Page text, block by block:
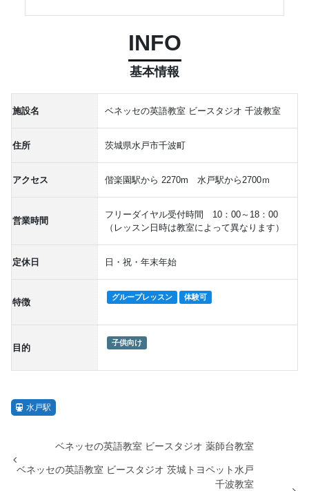
INFO
基本情報
施設名 ベネッセの英語教室 ビースタジオ 千波教室
住所 茨城県水戸市千波町
アクセス 偕楽園駅から 2270m 水戸駅から2700ｍ
営業時間
フリーダイヤル受付時間 10：00～18：00
（レッスン日時は教室によって異なります）
定休日 日・祝・年末年始
特徴 グループレッスン 体験可
目的 子供向け
水戸駅
ベネッセの英語教室 ビースタジオ 薬師台教室
ベネッセの英語教室 ビースタジオ 茨城トヨペット水戸
千波教室